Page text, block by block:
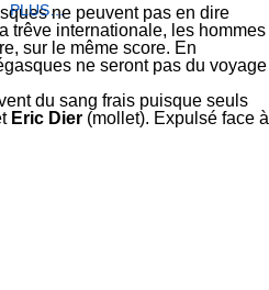
PLUS…ne peuvent pas en dire
trêve internationale, les hommes
sur le même score. En
ne seront pas du voyage
du sang frais puisque seuls
Eric Dier (mollet). Expulsé face à